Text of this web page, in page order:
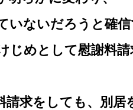
いないだろうと確
じめとして慰謝料
請求をしても、別居